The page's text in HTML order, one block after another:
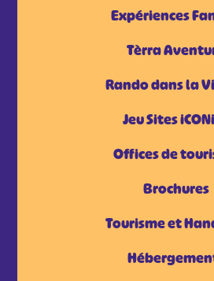
Expériences
Tèrra
Rando dans la
Jeu Sites
Offices de
Brochures
Tourisme et